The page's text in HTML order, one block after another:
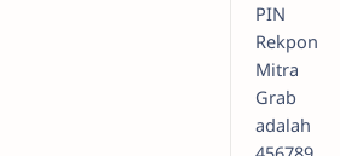
PIN
Rekpon
Mitra
Grab
adalah